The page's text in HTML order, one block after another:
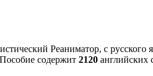
Реаниматор, с
содержит 2120 английских